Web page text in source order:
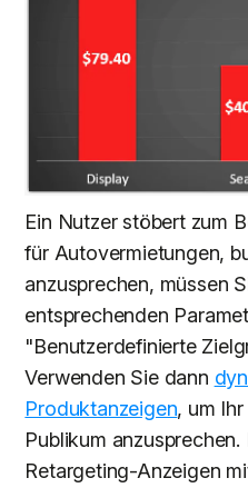
Ein Nutzer stöbert zum
für Autovermietungen,
anzusprechen, müssen
entsprechenden
"Benutzerdefinierte
Verwenden Sie dann
Produktanzeigen, um
Publikum
Retargeting-Anzeigen